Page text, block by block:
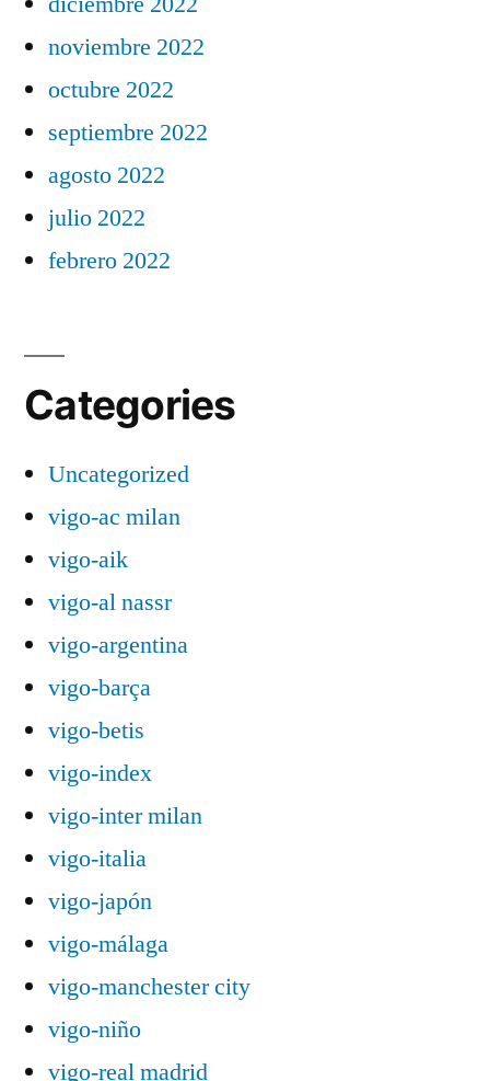
noviembre 2022
octubre 2022
septiembre 2022
agosto 2022
julio 2022
febrero 2022
Categories
Uncategorized
vigo-ac milan
vigo-aik
vigo-al nassr
vigo-argentina
vigo-barça
vigo-betis
vigo-index
vigo-inter milan
vigo-italia
vigo-japón
vigo-málaga
vigo-manchester city
vigo-niño
vigo-real madrid